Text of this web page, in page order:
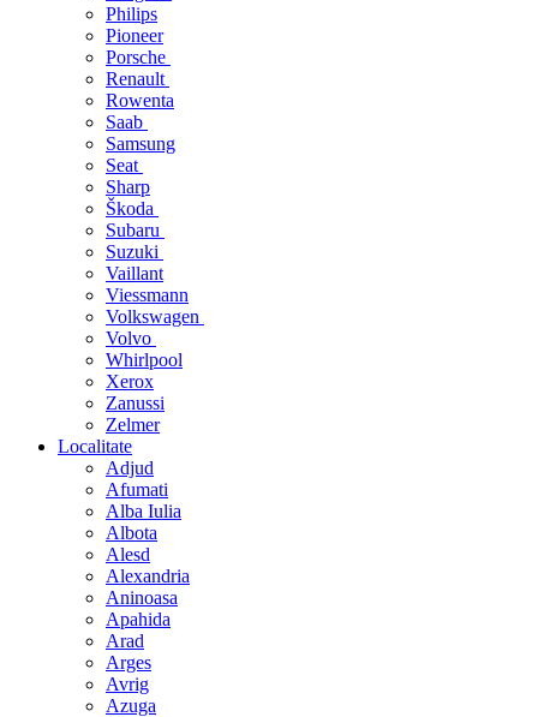
Philips
Pioneer
Porsche
Renault
Rowenta
Saab
Samsung
Seat
Sharp
Škoda
Subaru
Suzuki
Vaillant
Viessmann
Volkswagen
Volvo
Whirlpool
Xerox
Zanussi
Zelmer
Localitate
Adjud
Afumati
Alba Iulia
Albota
Alesd
Alexandria
Aninoasa
Apahida
Arad
Arges
Avrig
Azuga